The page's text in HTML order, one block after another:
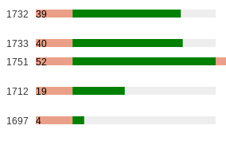
1732 39
1733
40
1751 52
1712 19
1697 4